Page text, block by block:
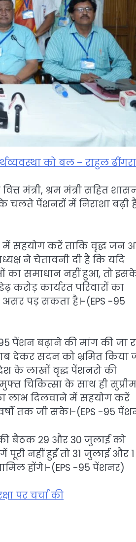
को बल – राहुल ढींगरा
मंत्री, श्रम मंत्री सहित
चलते पेंशनरों में निराशा बढ़ी
में सहयोग करें ताकि वृद्ध जन
ने चेतावनी दी है कि यदि
का समाधान नहीं हुआ, तो
करोड़ कार्यरत परिवारों का
पड़ सकता है।-(EPS -95
95 पेंशन बढ़ाने की मांग की जा
देकर सदन को भ्रमित किया
देश के लाखों वृद्ध पेंशनरो की
चिकित्सा के साथ ही सुप्रीम
लाभ दिलवाने में सहयोग करें
तक जी सके।-(EPS -95
की बैठक 29 और 30 जुलाई को
पूरी नहीं हुईं तो 31 जुलाई और 1
होंगे।-(EPS -95 पेंशनर)
पर चर्चा की